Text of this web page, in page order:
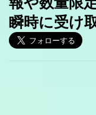
瞬時に受け